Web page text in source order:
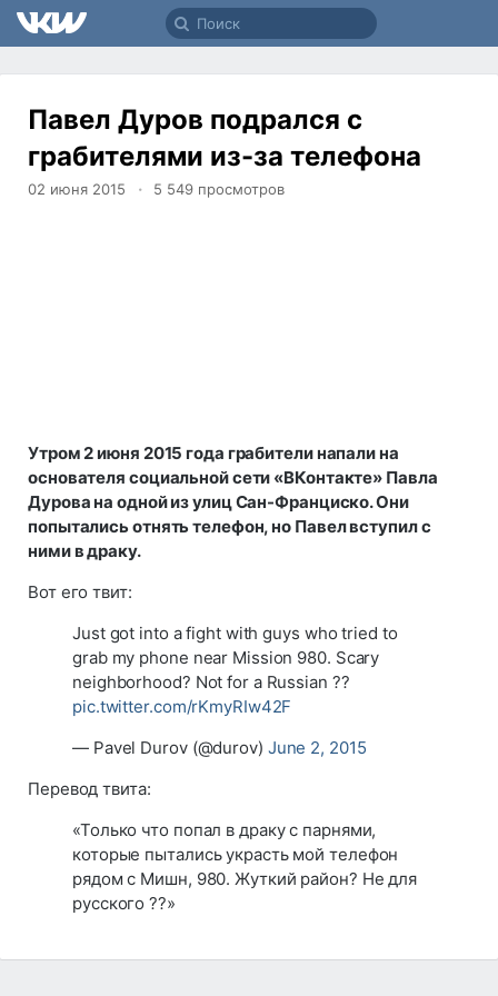
Павел Дуров подрался с
грабителями из-за телефона
02 июня 2015 5 549 просмотров
Утром 2 июня 2015 года грабители напали на
основателя социальной сети «ВКонтакте» Павла
Дурова на одной из улиц Сан-Франциско. Они
попытались отнять телефон, но Павел вступил с
ними в драку.
Вот его твит:
Just got into a fight with guys who tried to
grab my phone near Mission 980. Scary
neighborhood? Not for a Russian ??
pic.twitter.com/rKmyRIw42F
— Pavel Durov (@durov) June 2, 2015
Перевод твита:
«Только что попал в драку с парнями,
которые пытались украсть мой телефон
рядом с Мишн, 980. Жуткий район? Не для
русского ??»